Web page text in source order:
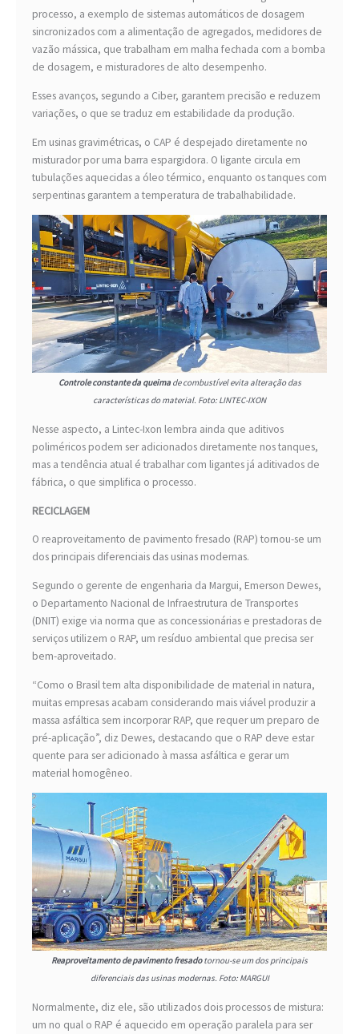
processo, a exemplo de sistemas automáticos de dosagem
sincronizados com a alimentação de agregados, medidores de
vazão mássica, que trabalham em malha fechada com a bomba
de dosagem, e misturadores de alto desempenho.
Esses avanços, segundo a Ciber, garantem precisão e reduzem
variações, o que se traduz em estabilidade da produção.
Em usinas gravimétricas, o CAP é despejado diretamente no
misturador por uma barra espargidora. O ligante circula em
tubulações aquecidas a óleo térmico, enquanto os tanques com
serpentinas garantem a temperatura de trabalhabilidade.
Controle constante da queimade combustível evita alteração das
características do material. Foto: LINTEC-IXON
Nesse aspecto, a Lintec-Ixon lembra ainda que aditivos
poliméricos podem ser adicionados diretamente nos tanques,
mas a tendência atual é trabalhar com ligantes já aditivados de
fábrica, o que simplifica o processo.
RECICLAGEM
O reaproveitamento de pavimento fresado (RAP) tornou-se um
dos principais diferenciais das usinas modernas.
Segundo o gerente de engenharia da Margui, Emerson Dewes,
o Departamento Nacional de Infraestrutura de Transportes
(DNIT) exige via norma que as concessionárias e prestadoras de
serviços utilizem o RAP, um resíduo ambiental que precisa ser
bem-aproveitado.
“Como o Brasil tem alta disponibilidade de material in natura,
muitas empresas acabam considerando mais viável produzir a
massa asfáltica sem incorporar RAP, que requer um preparo de
pré-aplicação”, diz Dewes, destacando que o RAP deve estar
quente para ser adicionado à massa asfáltica e gerar um
material homogêneo.
Reaproveitamento de pavimento fresadotornou-se um dos principais
diferenciais das usinas modernas. Foto: MARGUI
Normalmente, diz ele, são utilizados dois processos de mistura:
um no qual o RAP é aquecido em operação paralela para ser